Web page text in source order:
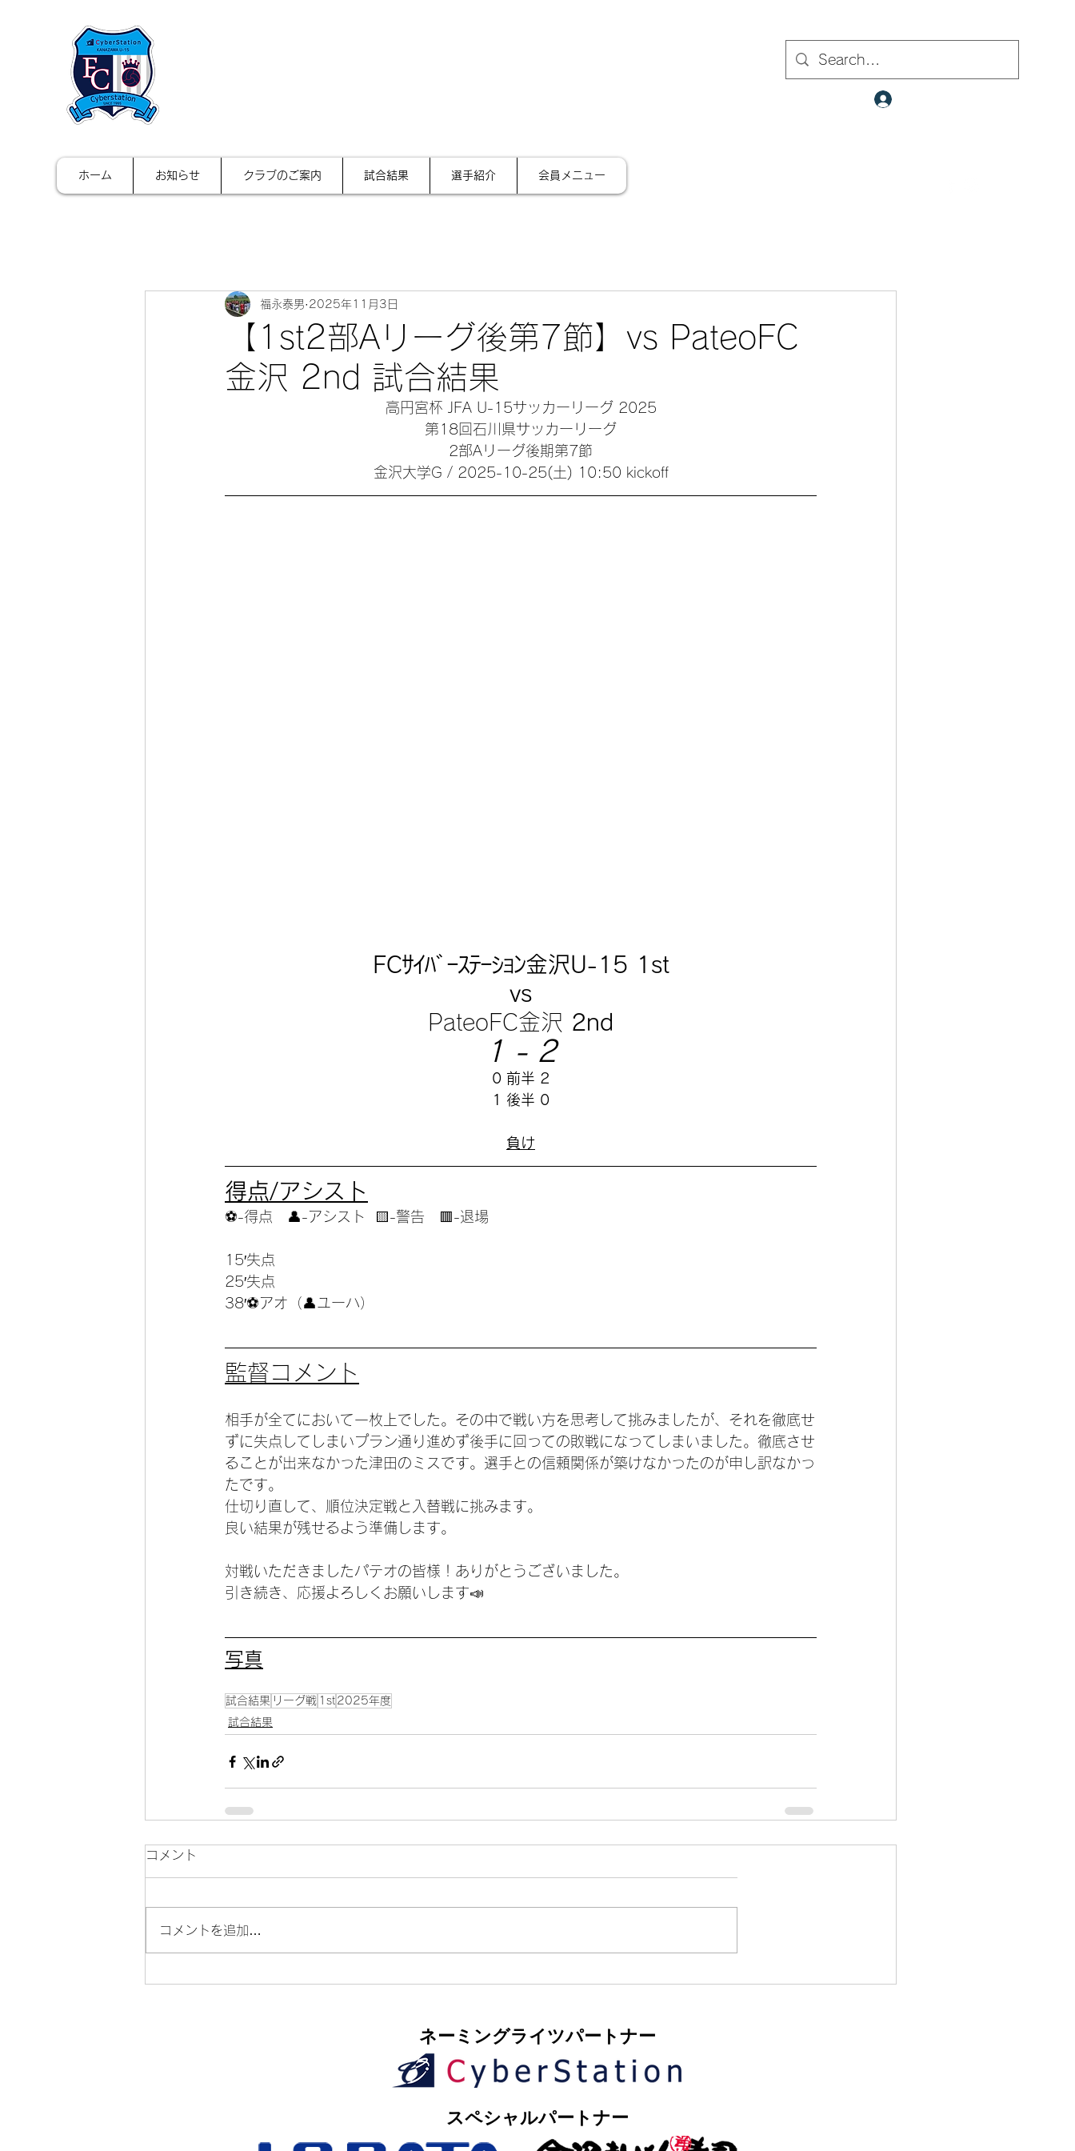
ホーム お知らせ クラブのご案内 試合結果 選手紹介 会員メニュー
【1st2部Aリーグ後第7節】vs PateoFC
金沢 2nd 試合結果
福永泰男 2025年11月3日
高円宮杯 JFA U-15サッカーリーグ 2025
第18回石川県サッカーリーグ
2部Aリーグ後期第7節
金沢大学G / 2025-10-25(土) 10:50 kickoff
FCｻｲﾊﾞｰｽﾃｰｼｮﾝ金沢U-15 1st
vs
PateoFC金沢 2nd
1 - 2
0 前半 2
1 後半 0
負け
得点/アシスト
⚽️-得点　👤-アシスト  🟨-警告　🟥-退場
15′失点
25′失点
38′⚽️アオ（👤ユーハ）
監督コメント
相手が全てにおいて一枚上でした。その中で戦い方を思考して挑みましたが、それを徹底せ
ずに失点してしまいプラン通り進めず後手に回っての敗戦になってしまいました。徹底させ
ることが出来なかった津田のミスです。選手との信頼関係が築けなかったのが申し訳なかっ
たです。
仕切り直して、順位決定戦と入替戦に挑みます。
良い結果が残せるよう準備します。
対戦いただきましたパテオの皆様！ありがとうございました。
引き続き、応援よろしくお願いします📣
写真
試合結果 リーグ戦 1st 2025年度
試合結果
コメント
コメントを追加…
​ネーミングライツパートナー
​スペシャルパートナー